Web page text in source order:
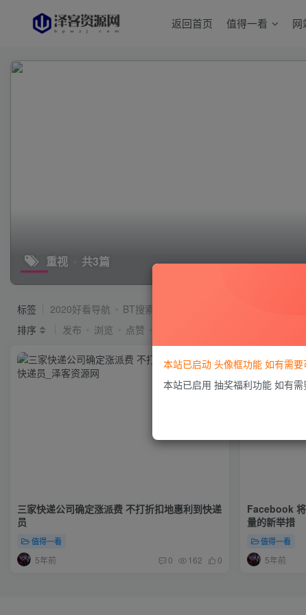
返回首页 值得一看 网
重视 共3篇
标签 2020好看导航 BT搜索
排序
发布 浏览 点赞
三家快递公司确定涨派费 不打折扣地惠利到快递
员
值得一看
5年前 0 162 0
Facebook
量的新举措
值得一看
5年前
本站已启动 头像框功能 如有需
本站已启用 抽奖福利功能 如有